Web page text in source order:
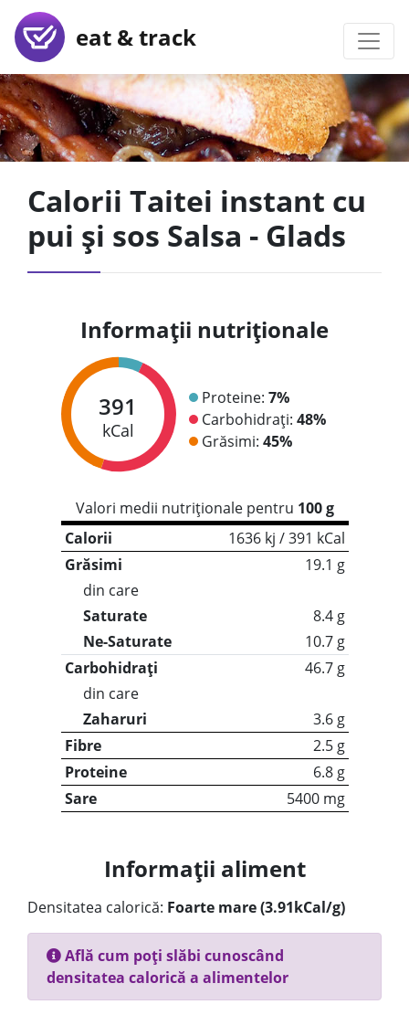
eat & track
Calorii Taitei instant cu
pui și sos Salsa - Glads
Informații nutriționale
391
kCal
Proteine: 7%
Carbohidrați: 48%
Grăsimi: 45%
Valori medii nutriționale pentru 100 g
Calorii
1636 kj / 391 kCal
Grăsimi
19.1 g
din care
Saturate
8.4 g
Ne-Saturate
10.7 g
Carbohidrați
46.7 g
din care
Zaharuri
3.6 g
Fibre
2.5 g
Proteine
6.8 g
Sare
5400 mg
Informații aliment
Densitatea calorică: Foarte mare (3.91kCal/g)
Află cum poți slăbi cunoscând
densitatea calorică a alimentelor